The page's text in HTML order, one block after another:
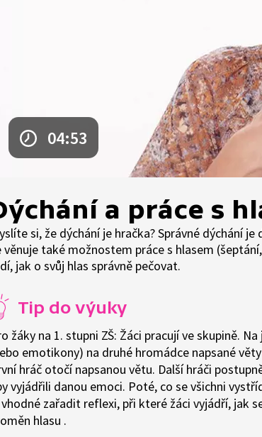
04:53
a práce s
si, že dýchání je hračka? Správné dýchání
věnuje také možnostem práce s hlasem
jak o svůj hlas správně pečovat.
Tip do výuky
žáky na 1. stupni ZŠ: Žáci pracují ve skupině.
emotikony) na druhé hromádce napsané
hráč otočí napsanou větu. Další hráči
vyjádřili danou emoci. Poté, co se všichni
zařadit reflexi, při které žáci vyjádří, jak
hlasu .